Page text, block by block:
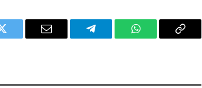
Twitter Email Telegram WhatsAppCopy